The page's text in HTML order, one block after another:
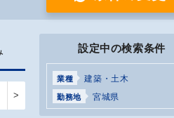
>
設定中の検索条件
業種 建築・土木
勤務地 宮城県